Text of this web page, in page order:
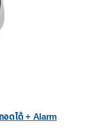
อดได้ + Alarm